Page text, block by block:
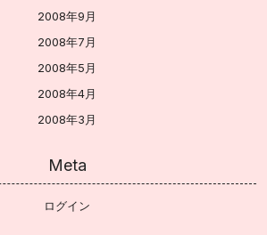
2008年9月
2008年7月
2008年5月
2008年4月
2008年3月
Meta
ログイン